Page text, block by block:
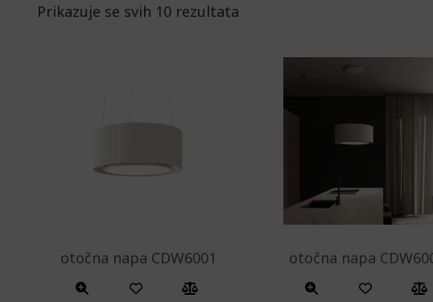
Prikazuje se svih 10 rezultata
otočna napa CDW6001 otočna napa